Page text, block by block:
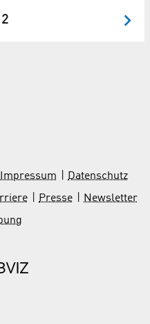
Impressum
Datenschutz
Presse
Newsletter